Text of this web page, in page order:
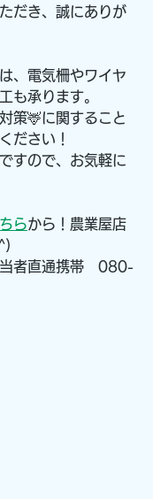
だき、誠にありが
、電気柵やワイヤ
も承ります。
策🦌に関すること
ださい！
すので、お気軽に
らから！農業屋店
者直通携帯　080-